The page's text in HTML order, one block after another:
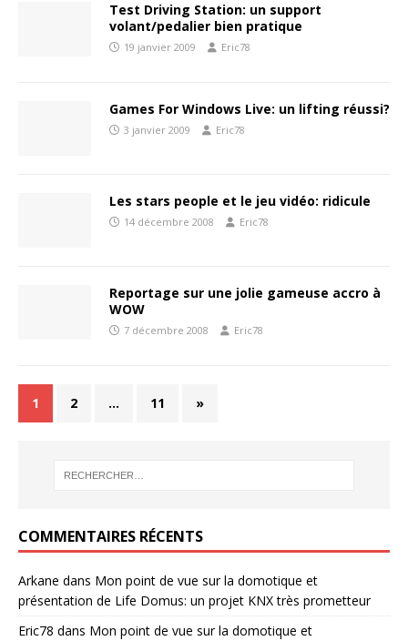
Test Driving Station: un support
volant/pedalier bien pratique
19 janvier 2009 Eric78
Games For Windows Live: un lifting réussi?
3 janvier 2009 Eric78
Les stars people et le jeu vidéo: ridicule
14 décembre 2008 Eric78
Reportage sur une jolie gameuse accro à
WOW
7 décembre 2008 Eric78
1 2 … 11 »
COMMENTAIRES RÉCENTS
Arkane dans Mon point de vue sur la domotique et
présentation de Life Domus: un projet KNX très prometteur
Eric78 dans Mon point de vue sur la domotique et